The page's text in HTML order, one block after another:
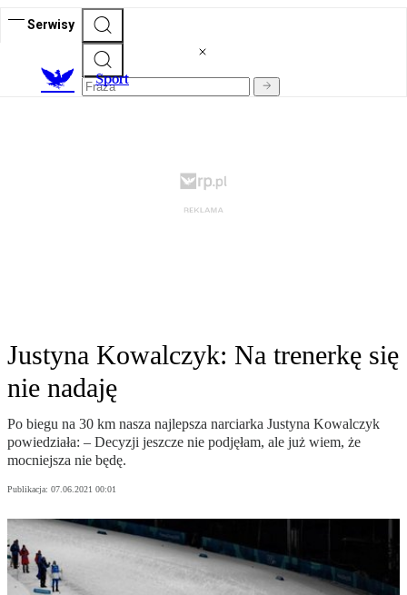
Serwisy
Sport
Justyna Kowalczyk: Na trenerkę się
nie nadaję
Po biegu na 30 km nasza najlepsza narciarka Justyna Kowalczyk
powiedziała: – Decyzji jeszcze nie podjęłam, ale już wiem, że
mocniejsza nie będę.
Publikacja: 07.06.2021 00:01